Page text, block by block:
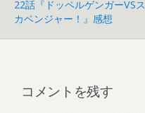
22話『ドッペルゲンガーVSス
カベンジャー！』感想
コメントを残す